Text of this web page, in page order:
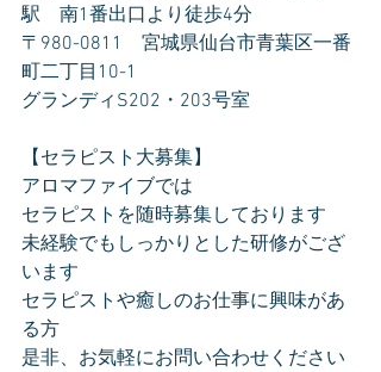
駅　南1番出口より徒歩4分
〒980-0811　宮城県仙台市青葉区一番
町二丁目10-1
グランディS202・203号室
【セラピスト大募集】
アロマファイブでは
セラピストを随時募集しております
未経験でもしっかりとした研修がござ
います
セラピストや癒しのお仕事に興味があ
る方
是非、お気軽にお問い合わせください